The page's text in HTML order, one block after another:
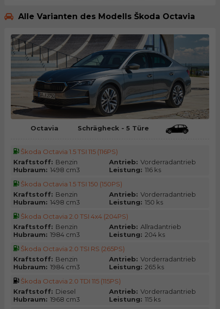
Alle Varianten des Modells Škoda Octavia
Octavia Schrägheck - 5 Türe
Škoda Octavia 1.5 TSI 115 (116PS)
Kraftstoff: Benzin Antrieb: Vorderradantrieb
Hubraum: 1498 cm3 Leistung: 116 ks
Škoda Octavia 1.5 TSI 150 (150PS)
Kraftstoff: Benzin Antrieb: Vorderradantrieb
Hubraum: 1498 cm3 Leistung: 150 ks
Škoda Octavia 2.0 TSI 4x4 (204PS)
Kraftstoff: Benzin Antrieb: Allradantrieb
Hubraum: 1984 cm3 Leistung: 204 ks
Škoda Octavia 2.0 TSI RS (265PS)
Kraftstoff: Benzin Antrieb: Vorderradantrieb
Hubraum: 1984 cm3 Leistung: 265 ks
Škoda Octavia 2.0 TDI 115 (115PS)
Kraftstoff: Diesel Antrieb: Vorderradantrieb
Hubraum: 1968 cm3 Leistung: 115 ks